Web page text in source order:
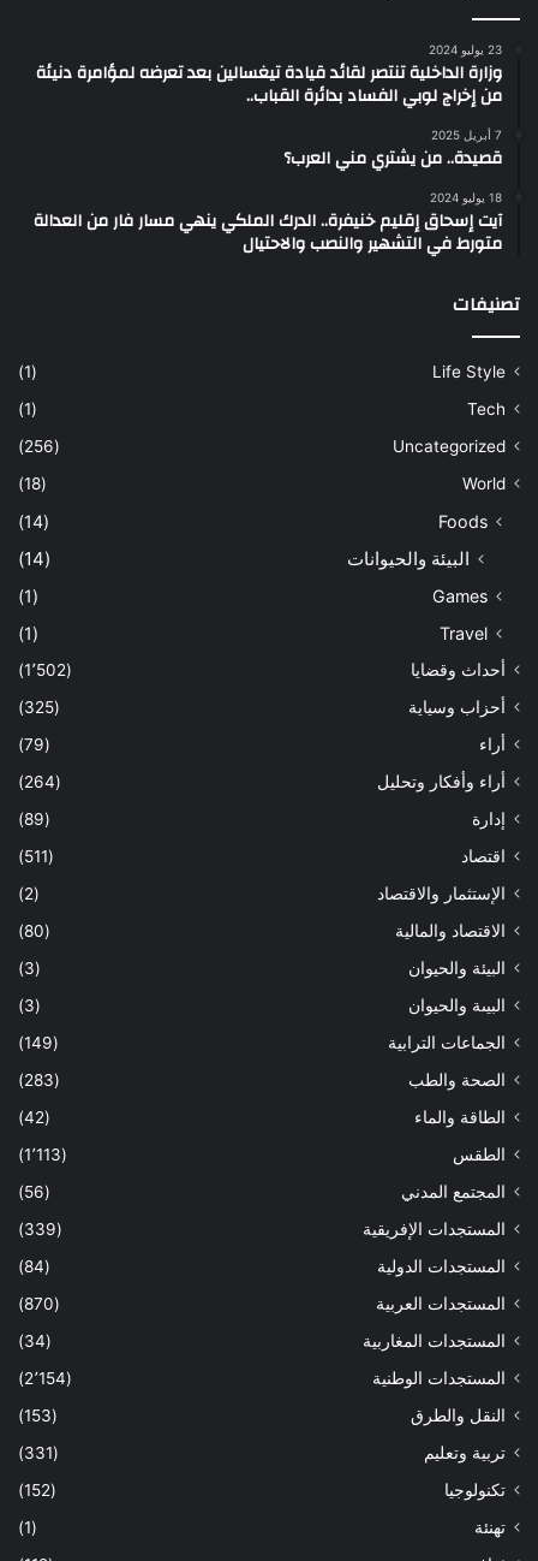
23 يوليو 2024
وزارة الداخلية تنتصر لقائد قيادة تيغسالين بعد تعرضه لمؤامرة دنيئة
من إخراج لوبي الفساد بدائرة القباب..
7 أبريل 2025
قصيدة.. من يشتري مني العرب؟
18 يوليو 2024
آيت إسحاق إقليم خنيفرة.. الدرك الملكي ينهي مسار فار من العدالة
متورط في التشهير والنصب والاحتيال
تصنيفات
Life Style
(1)
Tech
(1)
Uncategorized
(256)
World
(18)
Foods
(14)
البيئة والحيوانات (14)
Games
(1)
Travel
(1)
أحداث وقضايا
(1٬502)
أحزاب وسياية
(325)
أراء
(79)
أراء وأفكار وتحليل
(264)
إدارة
(89)
اقتصاد
(511)
الإستثمار والاقتصاد
(2)
الاقتصاد والمالية
(80)
البيئة والحيوان
(3)
البيىة والحيوان
(3)
الجماعات الترابية
(149)
الصحة والطب
(283)
الطاقة والماء
(42)
الطقس
(1٬113)
المجتمع المدني
(56)
المستجدات الإفريقية
(339)
المستجدات الدولية
(84)
المستجدات العربية
(870)
المستجدات المغاربية
(34)
المستجدات الوطنية
(2٬154)
النقل والطرق
(153)
تربية وتعليم
(331)
تكنولوجيا
(152)
تهنئة
(1)